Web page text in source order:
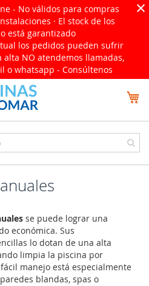
- No válidos para compras
· El stock de los
está garantizado
los pedidos pueden sufrir
NO atendemos llamadas,
o whatsapp - Consúltenos
×
se puede lograr una
económica. Sus
lo dotan de una alta
limpia la piscina por
manejo está especialmente
blandas, spas o